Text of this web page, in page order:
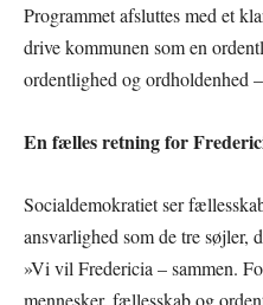
Programmet afsluttes med et
drive kommunen som en
ordentlighed og ordholdenhed
En fælles retning for
Socialdemokratiet ser
ansvarlighed som de tre søjler,
»Vi vil Fredericia – sammen.
mennesker, fællesskab og